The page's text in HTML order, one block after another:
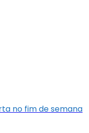
no fim de semana